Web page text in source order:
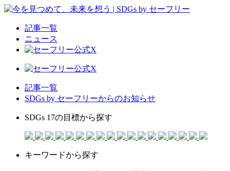
記事一覧
ニュース
記事一覧
SDGs by セーフリーからのお知らせ
SDGs 17の目標から探す
キーワードから探す